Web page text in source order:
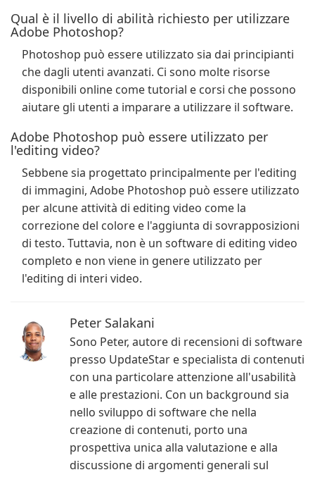
Qual è il livello di abilità richiesto per utilizzare
Adobe Photoshop?
Photoshop può essere utilizzato sia dai principianti
che dagli utenti avanzati. Ci sono molte risorse
disponibili online come tutorial e corsi che possono
aiutare gli utenti a imparare a utilizzare il software.
Adobe Photoshop può essere utilizzato per
l'editing video?
Sebbene sia progettato principalmente per l'editing
di immagini, Adobe Photoshop può essere utilizzato
per alcune attività di editing video come la
correzione del colore e l'aggiunta di sovrapposizioni
di testo. Tuttavia, non è un software di editing video
completo e non viene in genere utilizzato per
l'editing di interi video.
Peter Salakani
Sono Peter, autore di recensioni di software
presso UpdateStar e specialista di contenuti
con una particolare attenzione all'usabilità
e alle prestazioni. Con un background sia
nello sviluppo di software che nella
creazione di contenuti, porto una
prospettiva unica alla valutazione e alla
discussione di argomenti generali sul